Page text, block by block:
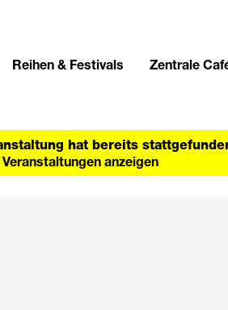
Reihen & Festivals Zentrale
hat bereits
anzeigen